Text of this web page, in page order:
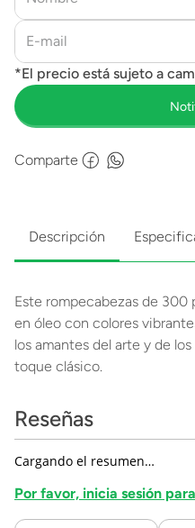
Comparte
Descripción
Este rompecabezas de 300
en óleo con colores
los amantes del arte y de
toque clásico.
Reseñas
Cargando el resumen…
Por favor, inicia sesión